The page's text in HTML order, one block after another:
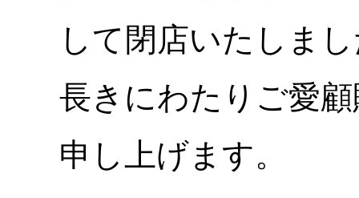
して閉店いたしま
長きにわたりご愛
申し上げます。